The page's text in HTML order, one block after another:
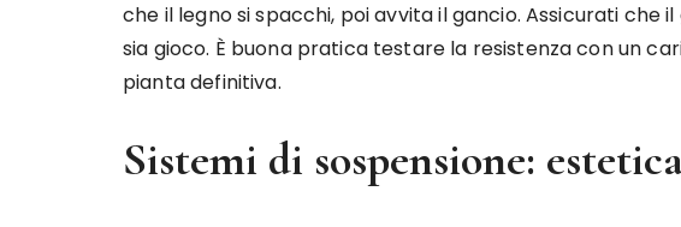
che il legno si spacchi, poi avvita il gancio. Assicurati che
sia gioco. È buona pratica testare la resistenza con un
pianta definitiva.
Sistemi di sospensione: